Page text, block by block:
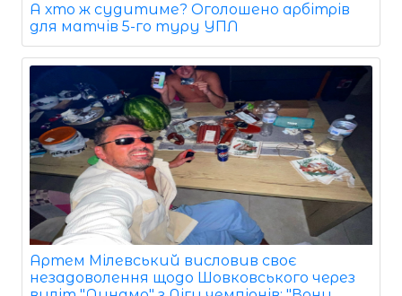
А хто ж судитиме? Оголошено арбітрів
для матчів 5-го туру УПЛ
Артем Мілевський висловив своє
незадоволення щодо Шовковського через